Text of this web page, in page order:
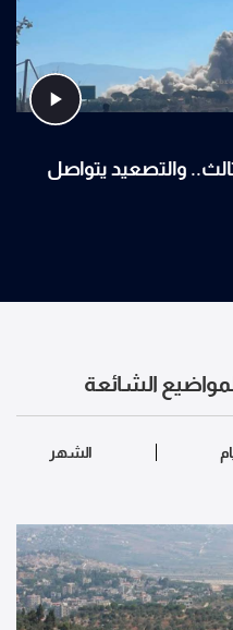
والتصعيد يتواصل
الشائعة